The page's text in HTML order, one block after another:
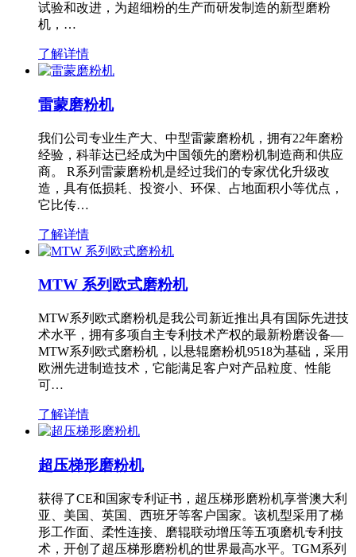
试验和改进，为超细粉的生产而研发制造的新型磨粉
机，…
了解详情
雷蒙磨粉机
我们公司专业生产大、中型雷蒙磨粉机，拥有22年磨粉
经验，科菲达已经成为中国领先的磨粉机制造商和供应
商。 R系列雷蒙磨粉机是经过我们的专家优化升级改
造，具有低损耗、投资小、环保、占地面积小等优点，
它比传…
了解详情
MTW 系列欧式磨粉机
MTW系列欧式磨粉机是我公司新近推出具有国际先进技
术水平，拥有多项自主专利技术产权的最新粉磨设备—
MTW系列欧式磨粉机，以悬辊磨粉机9518为基础，采用
欧洲先进制造技术，它能满足客户对产品粒度、性能
可…
了解详情
超压梯形磨粉机
获得了CE和国家专利证书，超压梯形磨粉机享誉澳大利
亚、美国、英国、西班牙等客户国家。该机型采用了梯
形工作面、柔性连接、磨辊联动增压等五项磨机专利技
术，开创了超压梯形磨粉机的世界最高水平。TGM系列